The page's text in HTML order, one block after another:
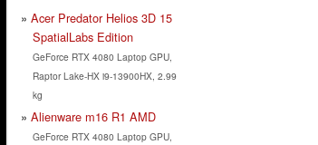
Acer Predator Helios 3D 15
SpatialLabs Edition
GeForce RTX 4080 Laptop GPU,
Raptor Lake-HX i9-13900HX, 2.99
kg
Alienware m16 R1 AMD
GeForce RTX 4080 Laptop GPU,